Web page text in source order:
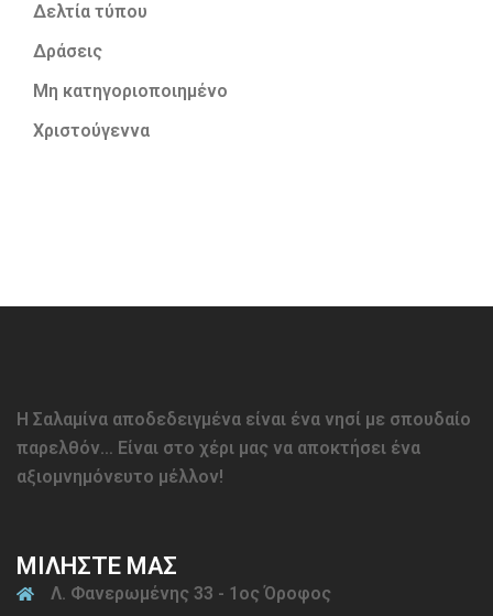
Δελτία τύπου
Δράσεις
Μη κατηγοριοποιημένο
Χριστούγεννα
Η Σαλαμίνα αποδεδειγμένα είναι ένα νησί με σπουδαίο
παρελθόν… Είναι στο χέρι μας να αποκτήσει ένα
αξιομνημόνευτο μέλλον!
ΜΙΛΗΣΤΕ ΜΑΣ
Λ. Φανερωμένης 33 - 1ος Όροφος